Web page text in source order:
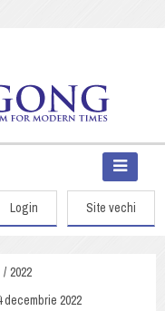
Login Site vechi
2022
2022